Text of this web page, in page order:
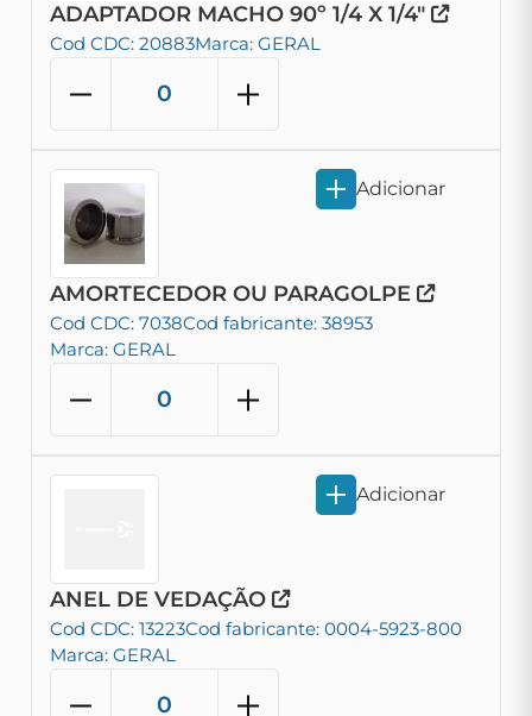
ADAPTADOR MACHO 90º 1/4 X 1/4"
Cod CDC: 20883Marca: GERAL
AMORTECEDOR OU PARAGOLPE
Cod CDC: 7038Cod fabricante: 38953
Marca: GERAL
Adicionar
ANEL DE VEDAÇÃO
Cod CDC: 13223Cod fabricante: 0004-5923-800
Marca: GERAL
Adicionar